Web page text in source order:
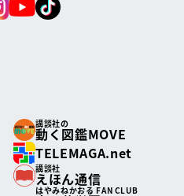
講談社の
動く図鑑MOVE
TELEMAGA.net
講談社
えほん通信
はやみねかおる FAN CLUB